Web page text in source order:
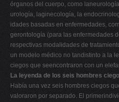
órganos del cuerpo, como
urología, laginecología, la
idades basadas en enfermedades,
gerontología (para las enfermedades
respectivas modalidades de
un modelo médico no tandistinto a la
ciegos que seencontraron con un
La leyenda de los seis hombres
Había una vez seis hombres ciegos
valoraron por separado. El